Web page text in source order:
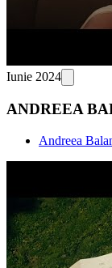
Iunie 2024
ANDREEA
Andreea